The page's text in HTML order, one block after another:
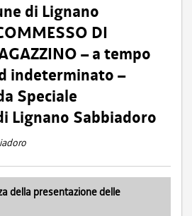
di Lignano
DI
– a tempo
indeterminato –
Speciale
Lignano Sabbiadoro
della presentazione delle